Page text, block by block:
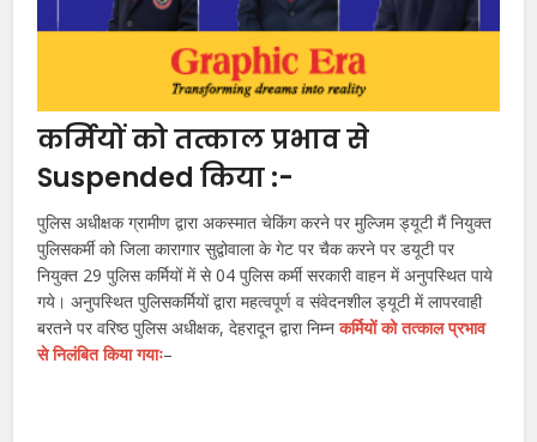
कर्मियों को तत्काल प्रभाव से
Suspended किया :-
पुलिस अधीक्षक ग्रामीण द्वारा अकस्मात चेकिंग करने पर मुल्जिम ड्यूटी मैं नियुक्त
पुलिसकर्मी को जिला कारागार सुद्वोवाला के गेट पर चैक करने पर डयूटी पर
नियुक्त 29 पुलिस कर्मियों में से 04 पुलिस कर्मी सरकारी वाहन में अनुपस्थित पाये
गये। अनुपस्थित पुलिसकर्मियों द्वारा महत्वपूर्ण व संवेदनशील ड्यूटी में लापरवाही
बरतने पर वरिष्ठ पुलिस अधीक्षक, देहरादून द्वारा निम्नकर्मियों को तत्काल प्रभाव
से निलंबित किया गयाः–